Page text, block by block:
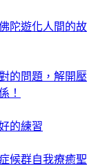
陀遊化人間的故
的問題，解開壓
！
的練習
候群自我療癒聖